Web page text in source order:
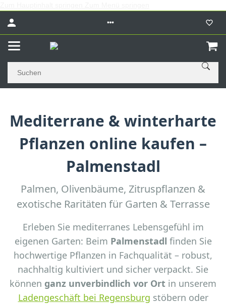
Mediterrane & winterharte
Pflanzen online kaufen –
Palmenstadl
Palmen, Olivenbäume, Zitruspflanzen &
exotische Raritäten für Garten & Terrasse
Erleben Sie mediterranes Lebensgefühl im
eigenen Garten: Beim Palmenstadl finden Sie
hochwertige Pflanzen in Fachqualität – robust,
nachhaltig kultiviert und sicher verpackt. Sie
können ganz unverbindlich vor Ort in unserem
Ladengeschäft bei Regensburg stöbern oder